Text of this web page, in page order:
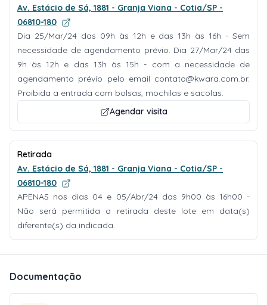
Av. Estácio de Sá, 1881 - Granja Viana - Cotia/SP -
06810-180
Dia 25/Mar/24 das 09h às 12h e das 13h às 16h - Sem
necessidade de agendamento prévio. Dia 27/Mar/24 das
9h às 12h e das 13h às 15h - com a necessidade de
agendamento prévio pelo email contato@kwara.com.br.
Proibida a entrada com bolsas, mochilas e sacolas.
Agendar visita
Retirada
Av. Estácio de Sá, 1881 - Granja Viana - Cotia/SP -
06810-180
APENAS nos dias 04 e 05/Abr/24 das 9h00 às 16h00 -
Não será permitida a retirada deste lote em data(s)
diferente(s) da indicada.
Documentação